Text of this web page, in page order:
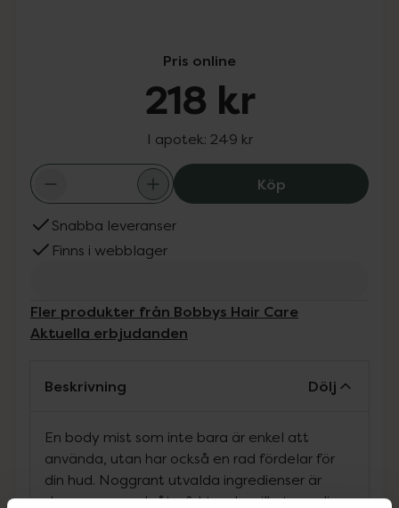
Pris online
218 kr
I apotek: 249 kr
KöpBobbys Hair
Snabba leveranser
Finns i webblager
Fler produkter från Bobbys Hair Care
Aktuella erbjudanden
Beskrivning Dölj
En body mist som inte bara är enkel att
använda, utan har också en rad fördelar för
din hud. Noggrant utvalda ingredienser är
skonsamma och återfuktande, vilket ger din